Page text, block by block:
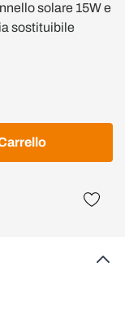
solare 15W e
sostituibile